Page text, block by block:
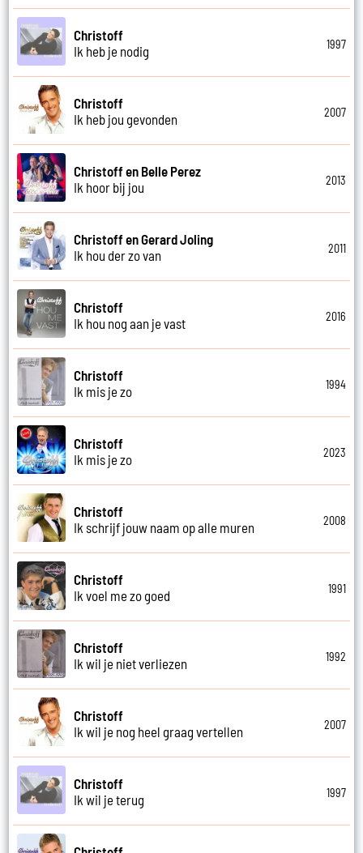
Christoff
Ik heb je nodig
1997
Christoff
Ik heb jou gevonden
2007
Christoff en Belle Perez
Ik hoor bij jou
2013
Christoff en Gerard Joling
Ik hou der zo van
2011
Christoff
Ik hou nog aan je vast
2016
Christoff
Ik mis je zo
1994
Christoff
Ik mis je zo
2023
Christoff
Ik schrijf jouw naam op alle muren
2008
Christoff
Ik voel me zo goed
1991
Christoff
Ik wil je niet verliezen
1992
Christoff
Ik wil je nog heel graag vertellen
2007
Christoff
Ik wil je terug
1997